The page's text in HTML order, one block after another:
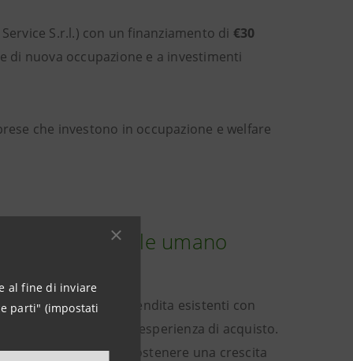
al fine di inviare
parti" (impostati
Service S.r.l.) con un finanziamento di €30
di nuova occupazione e a investimenti
che investono in occupazione e welfare
nel capitale umano
dei punti vendita esistenti con
miglioramento dell’esperienza di acquisto.
rete vendita e sostenere una crescita